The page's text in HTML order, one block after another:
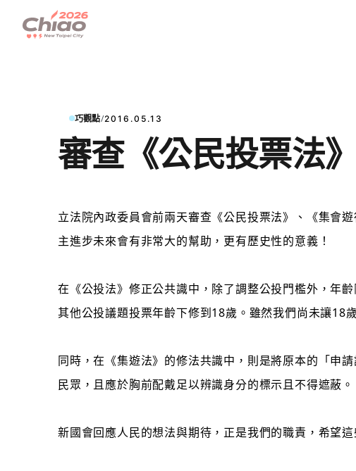
巧觀點/2016.05.13
審查《公民投票法
立法院內政委員會前兩天審查《公民投票法》、《集會
主進步未來會有非常大的幫助，更有歷史性的意義！
在《公投法》修正公共識中，除了調整公投門檻外，年
其他公投議題投票年齡下修到18歲。雖然我們尚未讓18
同時，在《集遊法》的修法共識中，則是將原本的「申
民眾，且應於胸前配戴足以辨識身分的標示且不得遮蔽。
新國會回應人民的想法與期待，正是我們的職責，希望